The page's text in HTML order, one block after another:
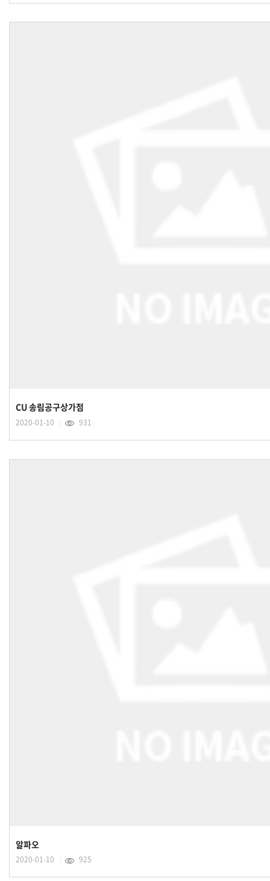
CU 송림공구상가점
2020-01-10 931
알파오
2020-01-10 925